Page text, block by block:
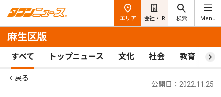
エリア 会社・IR 検索 Menu
麻生区版
すべて トップニュース 文化 社会 教育 ス
戻る
公開日：2022.11.25